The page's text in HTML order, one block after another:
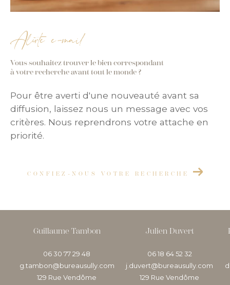
Alerte e-mail
Vous souhaitez trouver le bien correspondant
à votre recherche avant tout le monde ?
Pour être averti d'une nouveauté avant sa
diffusion, laissez nous un message avec vos
critères. Nous reprendrons votre attache en
priorité.
CONFIEZ-NOUS VOTRE RECHERCHE
Guillaume Tambon
06 30 77 29 48
g.tambon@bureausully.com
129 Rue Vendôme
Julien Duvert
06 18 64 52 32
j.duvert@bureausully.com
129 Rue Vendôme